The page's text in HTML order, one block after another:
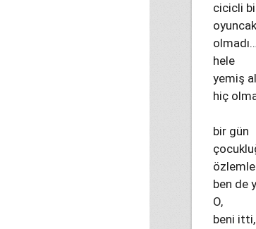
cicicli
olmadı…
hele
yemiş
hiç
bir gün
ben de
O,
beni itti,